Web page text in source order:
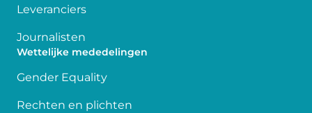
Leveranciers
Journalisten
Wettelijke mededelingen
Gender Equality
Rechten en plichten